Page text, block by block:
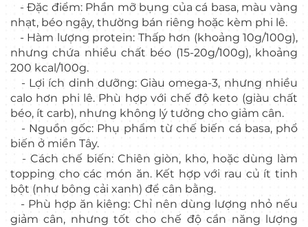
- Đặc điểm: Phần mỡ bụng của cá basa, màu vàng
nhạt, béo ngậy, thường bán riêng hoặc kèm phi lê.
- Hàm lượng protein: Thấp hơn (khoảng 10g/100g),
nhưng chứa nhiều chất béo (15-20g/100g), khoảng
200 kcal/100g.
- Lợi ích dinh dưỡng: Giàu omega-3, nhưng nhiều
calo hơn phi lê. Phù hợp với chế độ keto (giàu chất
béo, ít carb), nhưng không lý tưởng cho giảm cân.
- Nguồn gốc: Phụ phẩm từ chế biến cá basa, phổ
biến ở miền Tây.
- Cách chế biến: Chiên giòn, kho, hoặc dùng làm
topping cho các món ăn. Kết hợp với rau củ ít tinh
bột (như bông cải xanh) để cân bằng.
- Phù hợp ăn kiêng: Chỉ nên dùng lượng nhỏ nếu
giảm cân, nhưng tốt cho chế độ cần năng lượng